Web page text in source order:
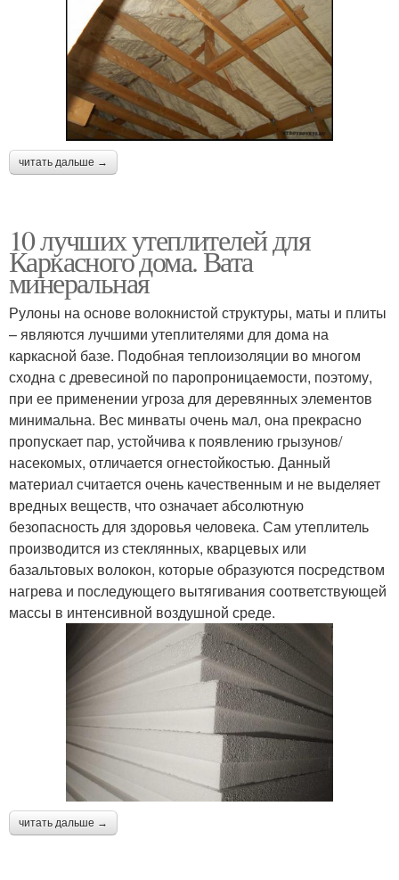
читать дальше →
10 лучших утеплителей для
Каркасного дома. Вата
минеральная
Рулоны на основе волокнистой структуры, маты и плиты
– являются лучшими утеплителями для дома на
каркасной базе. Подобная теплоизоляции во многом
сходна с древесиной по паропроницаемости, поэтому,
при ее применении угроза для деревянных элементов
минимальна. Вес минваты очень мал, она прекрасно
пропускает пар, устойчива к появлению грызунов/
насекомых, отличается огнестойкостью. Данный
материал считается очень качественным и не выделяет
вредных веществ, что означает абсолютную
безопасность для здоровья человека. Сам утеплитель
производится из стеклянных, кварцевых или
базальтовых волокон, которые образуются посредством
нагрева и последующего вытягивания соответствующей
массы в интенсивной воздушной среде.
читать дальше →